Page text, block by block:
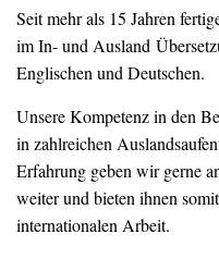
Seit mehr als 15 Jahren
im In- und Ausland
Englischen und Deutschen.
Unsere Kompetenz in den
in zahlreichen
Erfahrung geben wir gerne
weiter und bieten ihnen
internationalen Arbeit.